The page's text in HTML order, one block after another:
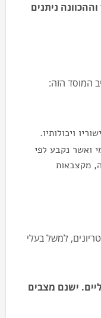
ניתנים
המוסד הזה:
ויכולותיו.
ואשר נקבע לפי
מקצבאות
למשל בעלי
ישנם מצבים